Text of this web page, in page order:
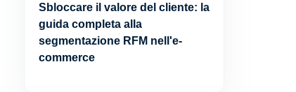
Sbloccare il valore del cliente: la
guida completa alla
segmentazione RFM nell'e-
commerce